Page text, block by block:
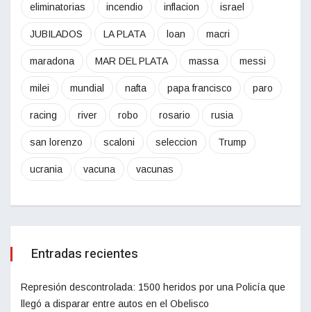
eliminatorias incendio inflacion israel
JUBILADOS LA PLATA loan macri
maradona MAR DEL PLATA massa messi
milei mundial nafta papa francisco paro
racing river robo rosario rusia
san lorenzo scaloni seleccion Trump
ucrania vacuna vacunas
Entradas recientes
Represión descontrolada: 1500 heridos por una Policía que
llegó a disparar entre autos en el Obelisco